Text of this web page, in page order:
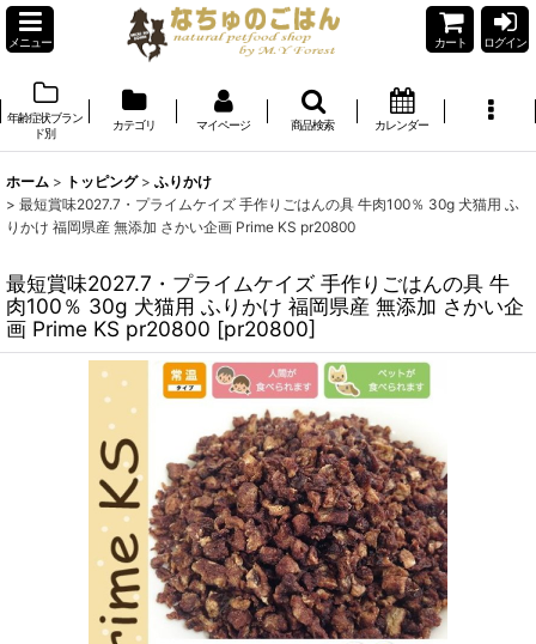
メニュー カート ログイン
年齢症状ブラン
ド別
カテゴリ マイページ 商品検索 カレンダー
ホーム > トッピング > ふりかけ
> 最短賞味2027.7・プライムケイズ 手作りごはんの具 牛肉100％ 30g 犬猫用 ふ
りかけ 福岡県産 無添加 さかい企画 Prime KS pr20800
最短賞味2027.7・プライムケイズ 手作りごはんの具 牛
肉100％ 30g 犬猫用 ふりかけ 福岡県産 無添加 さかい企
画 Prime KS pr20800 [pr20800]